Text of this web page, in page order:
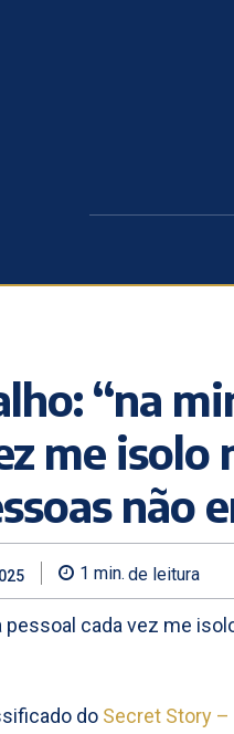
“na
me isolo
não
1 min. de leitura
pessoal cada vez me
do Secret Story –